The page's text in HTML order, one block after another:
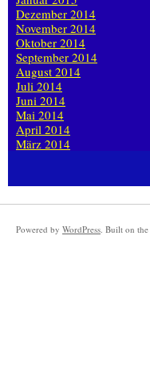
Dezember 2014
November 2014
Oktober 2014
September 2014
August 2014
Juli 2014
Juni 2014
Mai 2014
April 2014
März 2014
Powered by WordPress. Built on the